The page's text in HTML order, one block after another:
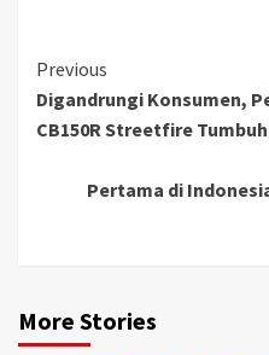
Continue
Reading
Previous
Digandrungi Konsumen,
CB150R Streetfire
Pertama di
More Stories